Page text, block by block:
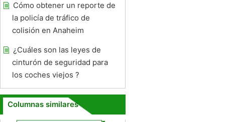
Cómo obtener un reporte de
la policía de tráfico de
colisión en Anaheim
¿Cuáles son las leyes de
cinturón de seguridad para
los coches viejos ?
Columnas similares